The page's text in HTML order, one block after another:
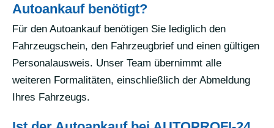
Autoankauf benötigt?
Für den Autoankauf benötigen Sie lediglich den
Fahrzeugschein, den Fahrzeugbrief und einen gültigen
Personalausweis. Unser Team übernimmt alle
weiteren Formalitäten, einschließlich der Abmeldung
Ihres Fahrzeugs.